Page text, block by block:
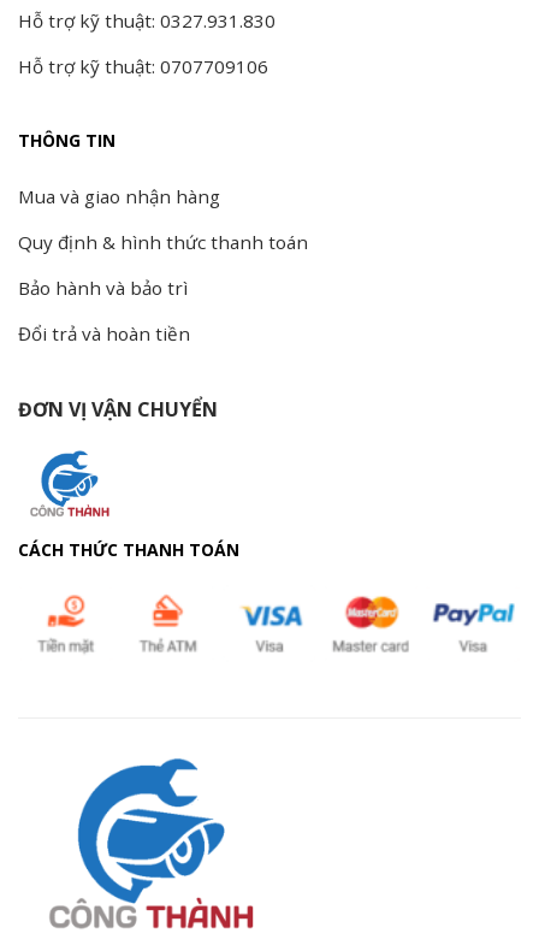
Hỗ trợ kỹ thuật: 0327.931.830
Hỗ trợ kỹ thuật: 0707709106
THÔNG TIN
Mua và giao nhận hàng
Quy định & hình thức thanh toán
Bảo hành và bảo trì
Đổi trả và hoàn tiền
ĐƠN VỊ VẬN CHUYỂN
CÁCH THỨC THANH TOÁN